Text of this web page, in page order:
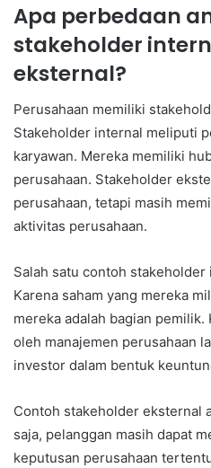
Apa perbedaan
stakeholder
eksternal?
Perusahaan memiliki
Stakeholder internal meliputi
karyawan. Mereka memiliki
perusahaan. Stakeholder
perusahaan, tetapi masih
aktivitas perusahaan.
Salah satu contoh
Karena saham yang mereka
mereka adalah bagian pemilik.
oleh manajemen perusahaan
investor dalam bentuk
Contoh stakeholder eksternal
saja, pelanggan masih dapat
keputusan perusahaan